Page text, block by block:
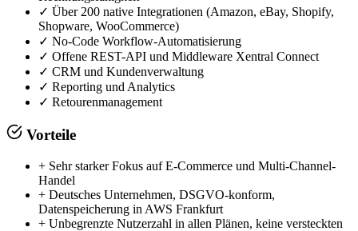
✓ Über 200 native Integrationen (Amazon, eBay, Shopify,
Shopware, WooCommerce)
✓ No-Code Workflow-Automatisierung
✓ Offene REST-API und Middleware Xentral Connect
✓ CRM und Kundenverwaltung
✓ Reporting und Analytics
✓ Retourenmanagement
Vorteile
+ Sehr starker Fokus auf E-Commerce und Multi-Channel-
Handel
+ Deutsches Unternehmen, DSGVO-konform,
Datenspeicherung in AWS Frankfurt
+ Unbegrenzte Nutzerzahl in allen Plänen, keine versteckten